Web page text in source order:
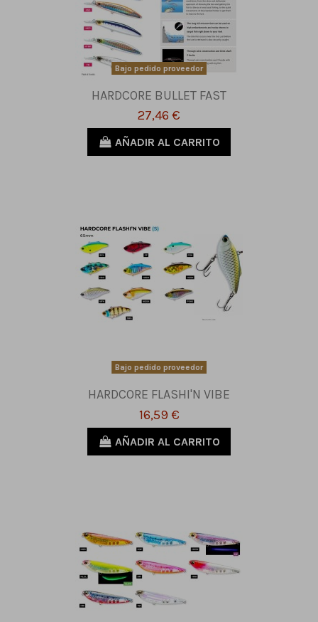
Bajo pedido proveedor
HARDCORE BULLET FAST
27,46 €
AÑADIR AL CARRITO
Bajo pedido proveedor
HARDCORE FLASHI'N VIBE
16,59 €
AÑADIR AL CARRITO